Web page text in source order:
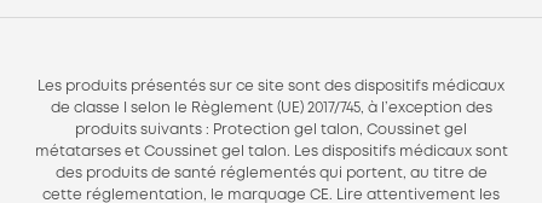
Les produits présentés sur ce site sont des dispositifs médicaux
de classe I selon le Règlement (UE) 2017/745, à l’exception des
produits suivants : Protection gel talon, Coussinet gel
métatarses et Coussinet gel talon. Les dispositifs médicaux sont
des produits de santé réglementés qui portent, au titre de
cette réglementation, le marquage CE. Lire attentivement les